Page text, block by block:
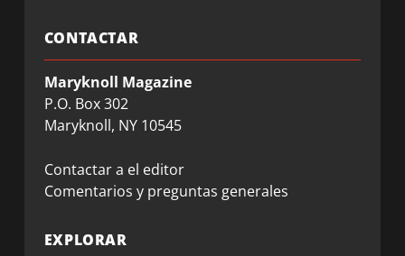
CONTACTAR
Maryknoll Magazine
P.O. Box 302
Maryknoll, NY 10545
Contactar a el editor
Comentarios y preguntas generales
EXPLORAR